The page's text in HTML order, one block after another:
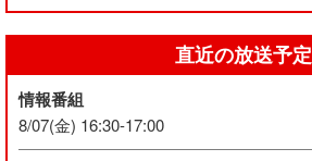
直近の放送予定
情報番組
8/07(金) 16:30-17:00